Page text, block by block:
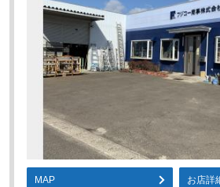
MAP お店詳